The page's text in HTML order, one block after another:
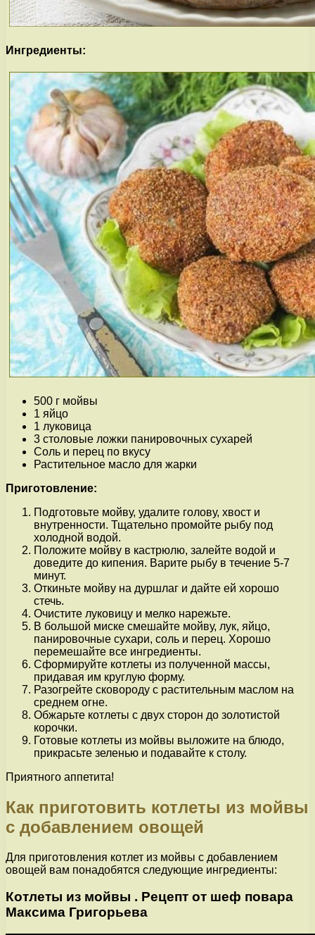
Ингредиенты:
500 г мойвы
1 яйцо
1 луковица
3 столовые ложки панировочных сухарей
Соль и перец по вкусу
Растительное масло для жарки
Приготовление:
Подготовьте мойву, удалите голову, хвост и
внутренности. Тщательно промойте рыбу под
холодной водой.
Положите мойву в кастрюлю, залейте водой и
доведите до кипения. Варите рыбу в течение 5-7
минут.
Откиньте мойву на дуршлаг и дайте ей хорошо
стечь.
Очистите луковицу и мелко нарежьте.
В большой миске смешайте мойву, лук, яйцо,
панировочные сухари, соль и перец. Хорошо
перемешайте все ингредиенты.
Сформируйте котлеты из полученной массы,
придавая им круглую форму.
Разогрейте сковороду с растительным маслом на
среднем огне.
Обжарьте котлеты с двух сторон до золотистой
корочки.
Готовые котлеты из мойвы выложите на блюдо,
прикрасьте зеленью и подавайте к столу.
Приятного аппетита!
Как приготовить котлеты из мойвы
с добавлением овощей
Для приготовления котлет из мойвы с добавлением
овощей вам понадобятся следующие ингредиенты:
Котлеты из мойвы . Рецепт от шеф повара
Максима Григорьева